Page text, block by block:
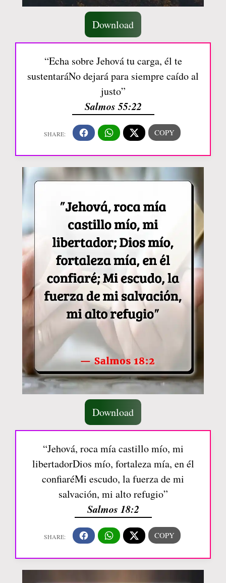
Download
“Echa sobre Jehová tu carga, él te
sustentaráNo dejará para siempre caído al
justo”
Salmos 55:22
Download
“Jehová, roca mía castillo mío, mi
libertadorDios mío, fortaleza mía, en él
confiaréMi escudo, la fuerza de mi
salvación, mi alto refugio”
Salmos 18:2